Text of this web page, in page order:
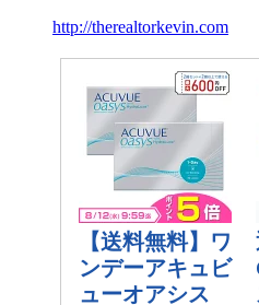
http://therealtorkevin.com